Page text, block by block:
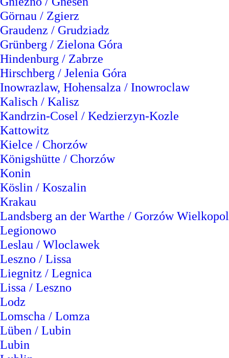
Görnau / Zgierz
Graudenz / Grudziadz
Grünberg / Zielona Góra
Hindenburg / Zabrze
Hirschberg / Jelenia Góra
Inowrazlaw, Hohensalza / Inowroclaw
Kalisch / Kalisz
Kandrzin-Cosel / Kedzierzyn-Kozle
Kattowitz
Kielce / Chorzów
Königshütte / Chorzów
Konin
Köslin / Koszalin
Krakau
Landsberg an der Warthe / Gorzów
Legionowo
Leslau / Wloclawek
Leszno / Lissa
Liegnitz / Legnica
Lissa / Leszno
Lodz
Lomscha / Lomza
Lüben / Lubin
Lubin